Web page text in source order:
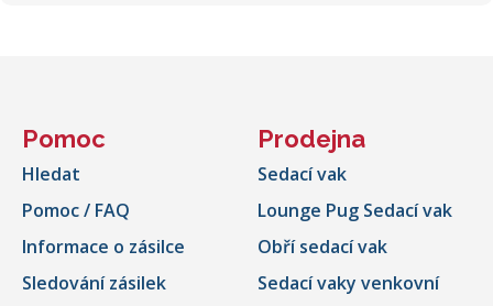
Pomoc
Hledat
Pomoc / FAQ
Informace o zásilce
Sledování zásilek
Prodejna
Sedací vak
Lounge Pug Sedací vak
Obří sedací vak
Sedací vaky venkovní